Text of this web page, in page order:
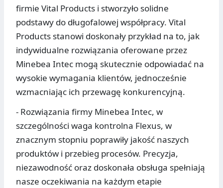
firmie Vital Products i stworzyło solidne
podstawy do długofalowej współpracy. Vital
Products stanowi doskonały przykład na to, jak
indywidualne rozwiązania oferowane przez
Minebea Intec mogą skutecznie odpowiadać na
wysokie wymagania klientów, jednocześnie
wzmacniając ich przewagę konkurencyjną.
- Rozwiązania firmy Minebea Intec, w
szczególności waga kontrolna Flexus, w
znacznym stopniu poprawiły jakość naszych
produktów i przebieg procesów. Precyzja,
niezawodność oraz doskonała obsługa spełniają
nasze oczekiwania na każdym etapie